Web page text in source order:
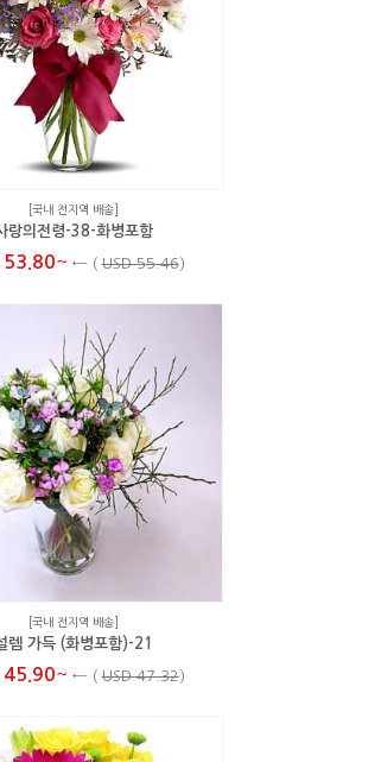
[국내 전지역 배송]
랑의전령-38-화병포함
53.80~ ← (USD 55.46)
[국내 전지역 배송]
렘 가득 (화병포함)-21
45.90~ ← (USD 47.32)